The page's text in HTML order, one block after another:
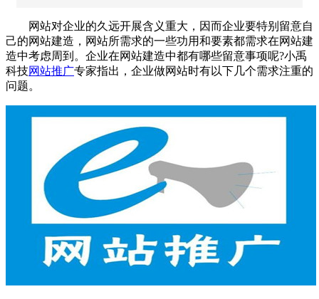
网站对企业的久远开展含义重大，因而企业要特别留意自
己的网站建造， 网站所需求的一些功用和要素都需求在网站建
造中考虑周到。企业在网站建造中都有哪些留意事项呢?小禹
科技网站推广专家指出，企业做网站时有以下几个需求注重的
问题。